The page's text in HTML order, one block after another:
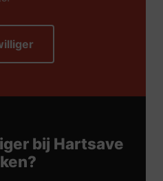
bij Hartsave